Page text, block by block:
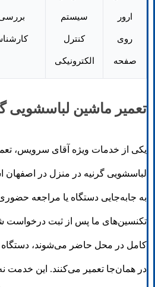
ارور
روی
صفحه
سیستم
کنترل
الکترونیکی
تعمیر ماشین لباسشویی
یکی از خدمات ویژه آقای سرویس،
لباسشویی گرنیه در منزل در اصفهان
به جابه‌جایی دستگاه یا مراجعه حضوری
تکنسین‌های ما پس از ثبت درخواست
کامل در محل حاضر می‌شوند، دستگاه
در همان‌جا تعمیر می‌کنند. این خدمت